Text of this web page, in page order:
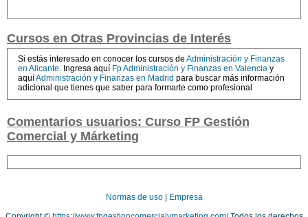
Cursos en Otras Provincias de Interés
Si estás interesado en conocer los cursos de Administración y Finanzas
en Alicante. Ingresa aquí Fp Administración y Finanzas en Valencia y
aquíAdministración y Finanzas en Madrid para buscar más información
adicional que tienes que saber para formarte como profesional
Comentarios usuarios: Curso FP Gestión
Comercial y Márketing
Normas de uso|
Empresa